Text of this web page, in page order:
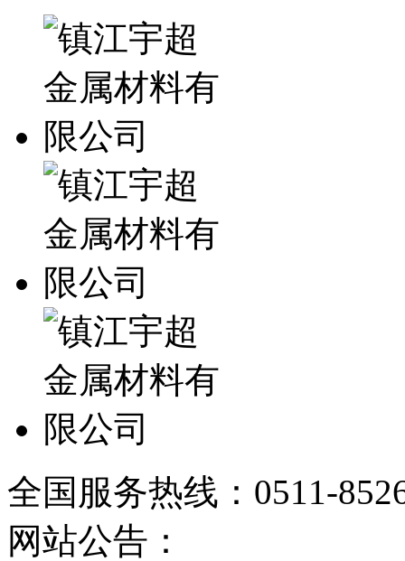
全国服务热线： 0511-
网站公告：